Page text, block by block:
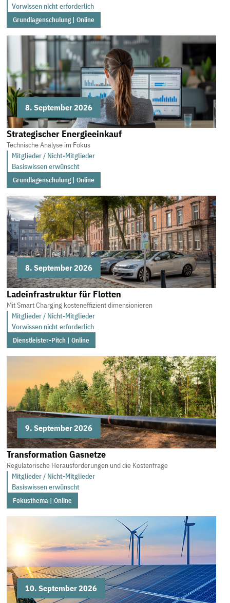
Vorwissen nicht erforderlich
Grundlagenschulung | Online
8. September 2026
Strategischer Energieeinkauf
Technische Analyse im Fokus
Mitglieder / Nicht-Mitglieder
Basiswissen erwünscht
Grundlagenschulung | Online
8. September 2026
Ladeinfrastruktur für Flotten
Mit Smart Charging kosteneffizient dimensionieren
Mitglieder / Nicht-Mitglieder
Vorwissen nicht erforderlich
Dienstleister-Pitch | Online
9. September 2026
Transformation Gasnetze
Regulatorische Herausforderungen und die Kostenfrage
Mitglieder / Nicht-Mitglieder
Basiswissen erwünscht
Fokusthema | Online
10. September 2026